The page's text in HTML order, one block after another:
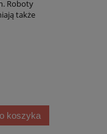
Roboty
także
koszyka